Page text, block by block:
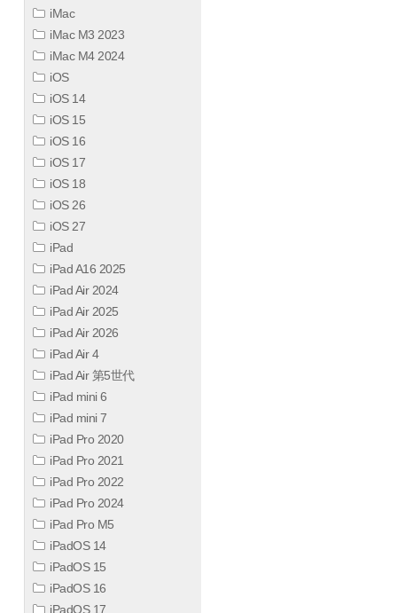
iMac
iMac M3 2023
iMac M4 2024
iOS
iOS 14
iOS 15
iOS 16
iOS 17
iOS 18
iOS 26
iOS 27
iPad
iPad A16 2025
iPad Air 2024
iPad Air 2025
iPad Air 2026
iPad Air 4
iPad Air 第5世代
iPad mini 6
iPad mini 7
iPad Pro 2020
iPad Pro 2021
iPad Pro 2022
iPad Pro 2024
iPad Pro M5
iPadOS 14
iPadOS 15
iPadOS 16
iPadOS 17